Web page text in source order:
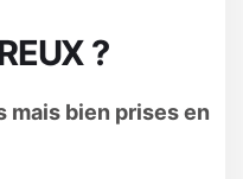
?
mais bien prises en